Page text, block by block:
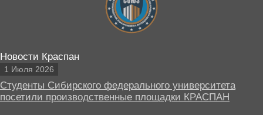
Новости Краспан
1 Июля 2026
Студенты Сибирского федерального университета
посетили производственные площадки КРАСПАН